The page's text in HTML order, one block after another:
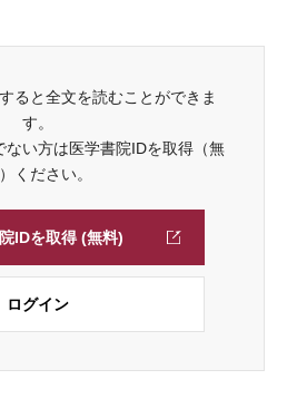
ると全文を読むことができま
す。
ない方は医学書院IDを取得（無
ください。
IDを取得 (無料)
ログイン